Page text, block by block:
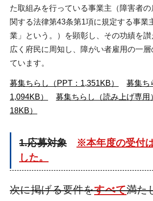
た取組みを行っている事業主（障害者
関する法律第43条第1項に規定する事業
業」という。）を顕彰し、その功績を讃
広く府民に周知し、障がい者雇用の一
ています。
募集ちらし（PPT：1,351KB）
募集ち
1,094KB）
募集ちらし（読み上げ専用
18KB）
1.応募対象
※本年度の受付
した。
次に掲げる要件をすべて満た